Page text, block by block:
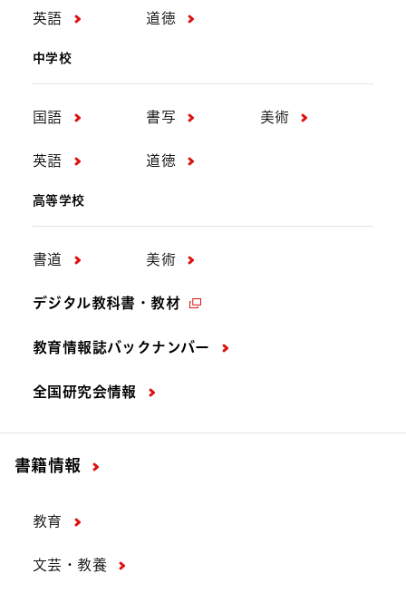
英語 道徳
中学校
国語 書写 美術
英語 道徳
高等学校
書道 美術
デジタル教科書・教材
教育情報誌バックナンバー
全国研究会情報
書籍情報
教育
文芸・教養